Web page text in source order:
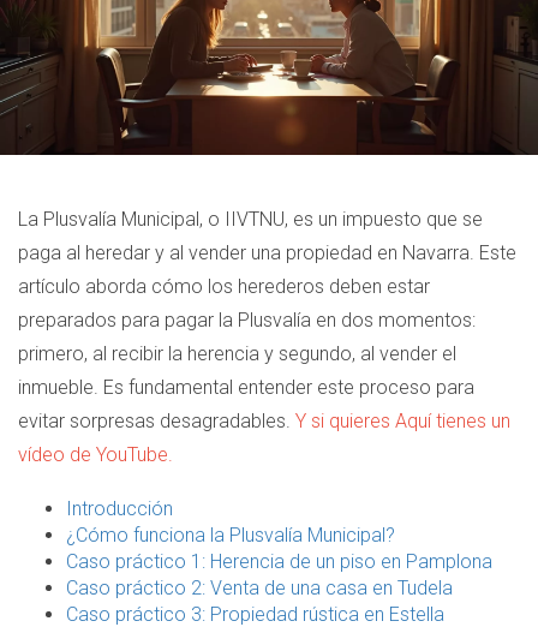
La Plusvalía Municipal, o IIVTNU, es un impuesto que se
paga al heredar y al vender una propiedad en Navarra. Este
artículo aborda cómo los herederos deben estar
preparados para pagar la Plusvalía en dos momentos:
primero, al recibir la herencia y segundo, al vender el
inmueble. Es fundamental entender este proceso para
evitar sorpresas desagradables. Y si quieres Aquí tienes un
vídeo de YouTube.
Introducción
¿Cómo funciona la Plusvalía Municipal?
Caso práctico 1: Herencia de un piso en Pamplona
Caso práctico 2: Venta de una casa en Tudela
Caso práctico 3: Propiedad rústica en Estella